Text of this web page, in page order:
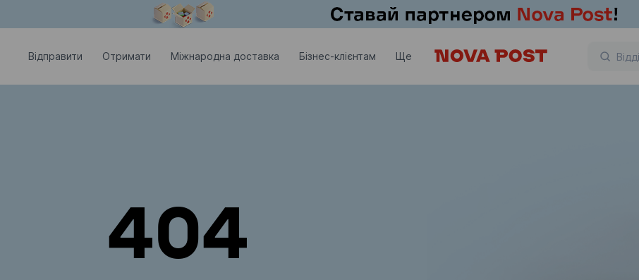
Відправити Отримати Міжнародна доставка Бізнес-клієнтам Ще
404